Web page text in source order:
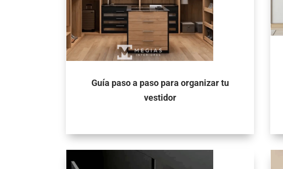
Guía paso a paso para organizar tu
vestidor